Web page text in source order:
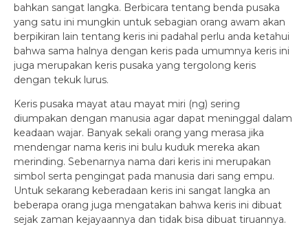
bahkan sangat langka. Berbicara tentang benda pusaka
yang satu ini mungkin untuk sebagian orang awam akan
berpikiran lain tentang keris ini padahal perlu anda ketahui
bahwa sama halnya dengan keris pada umumnya keris ini
juga merupakan keris pusaka yang tergolong keris
dengan tekuk lurus.
Keris pusaka mayat atau mayat miri (ng) sering
diumpakan dengan manusia agar dapat meninggal dalam
keadaan wajar. Banyak sekali orang yang merasa jika
mendengar nama keris ini bulu kuduk mereka akan
merinding. Sebenarnya nama dari keris ini merupakan
simbol serta pengingat pada manusia dari sang empu.
Untuk sekarang keberadaan keris ini sangat langka an
beberapa orang juga mengatakan bahwa keris ini dibuat
sejak zaman kejayaannya dan tidak bisa dibuat tiruannya.